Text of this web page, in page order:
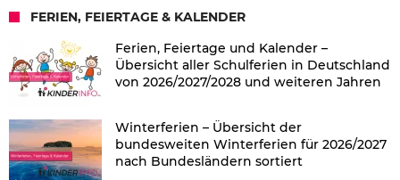
FERIEN, FEIERTAGE & KALENDER
Ferien, Feiertage und Kalender –
Übersicht aller Schulferien in Deutschland
von 2026/2027/2028 und weiteren Jahren
Winterferien – Übersicht der
bundesweiten Winterferien für 2026/2027
nach Bundesländern sortiert